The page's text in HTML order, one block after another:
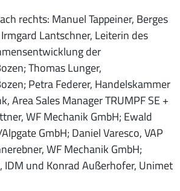
rechts: Manuel Tappeiner, Berges
Lantschner, Leiterin des
der
Thomas Lunger,
Petra Federer, Handelskammer
Area Sales Manager TRUMPF SE +
WF Mechanik GmbH; Ewald
GmbH; Daniel Varesco, VAP
WF Mechanik GmbH;
IDM und Konrad Außerhofer, Unimet